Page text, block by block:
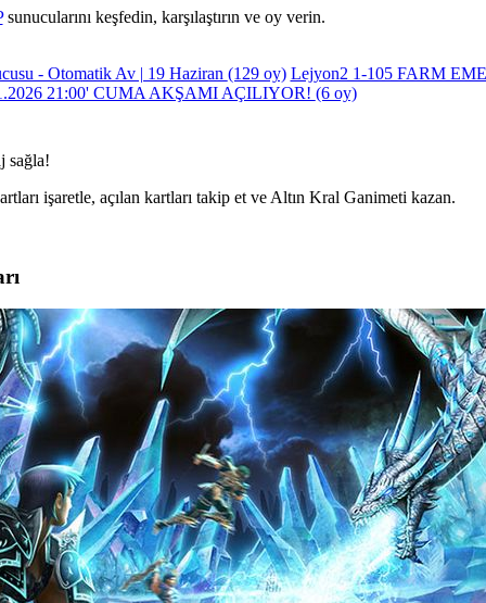
sunucularını keşfedin, karşılaştırın ve oy verin.
- Otomatik Av | 19 Haziran (129 oy) Lejyon2 1-105 FARM
21:00' CUMA AKŞAMI AÇILIYOR! (6 oy)
sağla!
işaretle, açılan kartları takip et ve Altın Kral Ganimeti kazan.